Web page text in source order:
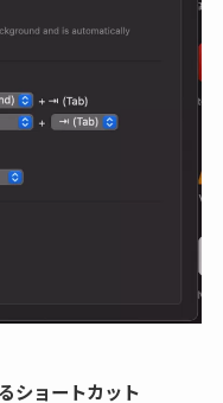
ショートカット